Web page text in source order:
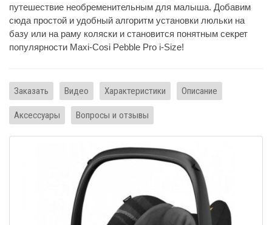
путешествие необременительным для малыша. Добавим
сюда простой и удобный алгоритм установки люльки на
базу или на раму коляски и становится понятным секрет
популярности Maxi-Cosi Pebble Pro i-Size!
Заказать Видео Характеристики Описание
Аксессуары Вопросы и отзывы